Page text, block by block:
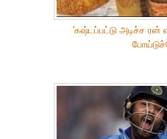
'கஷ்டப்பட்டு அடிச்ச ரன்